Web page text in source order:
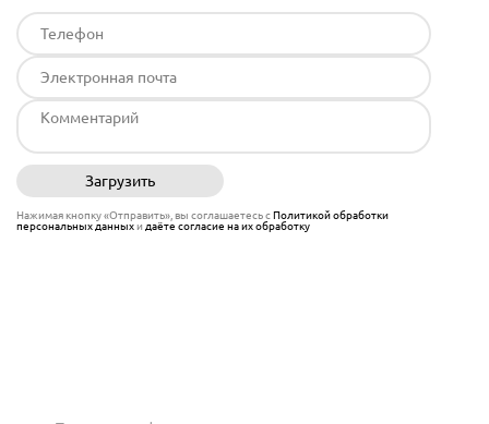
Загрузить
Нажимая кнопку «Отправить», вы соглашаетесь сПолитикой обработки
персональных данныхи даёте согласие на их обработку